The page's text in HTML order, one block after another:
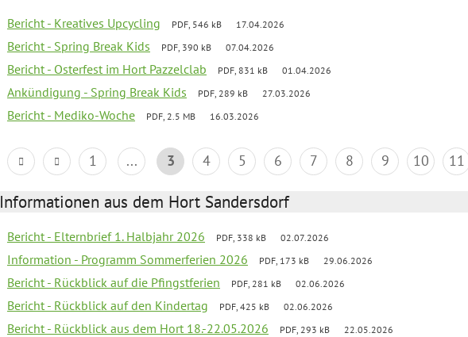
Bericht - Kreatives Upcycling PDF, 546 kB 17.04.2026
Bericht - Spring Break Kids PDF, 390 kB 07.04.2026
Bericht - Osterfest im Hort Pazzelclab PDF, 831 kB 01.04.2026
Ankündigung - Spring Break Kids PDF, 289 kB 27.03.2026
Bericht - Mediko-Woche PDF, 2.5 MB 16.03.2026
1 ... 3 4 5 6 7 8 9 10 11
Informationen aus dem Hort Sandersdorf
Bericht - Elternbrief 1. Halbjahr 2026 PDF, 338 kB 02.07.2026
Information - Programm Sommerferien 2026 PDF, 173 kB 29.06.2026
Bericht - Rückblick auf die Pfingstferien PDF, 281 kB 02.06.2026
Bericht - Rückblick auf den Kindertag PDF, 425 kB 02.06.2026
Bericht - Rückblick aus dem Hort 18.-22.05.2026 PDF, 293 kB 22.05.2026